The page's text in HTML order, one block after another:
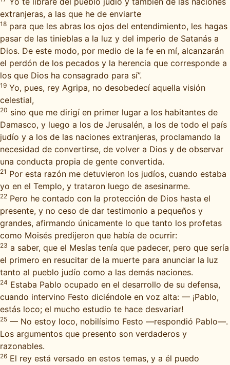
extranjeras, a las que he de enviarte
18 para que les abras los ojos del entendimiento, les hagas
pasar de las tinieblas a la luz y del imperio de Satanás a
Dios. De este modo, por medio de la fe en mí, alcanzarán
el perdón de los pecados y la herencia que corresponde a
los que Dios ha consagrado para sí”.
19 Yo, pues, rey Agripa, no desobedecí aquella visión
celestial,
20 sino que me dirigí en primer lugar a los habitantes de
Damasco, y luego a los de Jerusalén, a los de todo el país
judío y a los de las naciones extranjeras, proclamando la
necesidad de convertirse, de volver a Dios y de observar
una conducta propia de gente convertida.
21 Por esta razón me detuvieron los judíos, cuando estaba
yo en el Templo, y trataron luego de asesinarme.
22 Pero he contado con la protección de Dios hasta el
presente, y no ceso de dar testimonio a pequeños y
grandes, afirmando únicamente lo que tanto los profetas
como Moisés predijeron que había de ocurrir:
23 a saber, que el Mesías tenía que padecer, pero que sería
el primero en resucitar de la muerte para anunciar la luz
tanto al pueblo judío como a las demás naciones.
24 Estaba Pablo ocupado en el desarrollo de su defensa,
cuando intervino Festo diciéndole en voz alta: — ¡Pablo,
estás loco; el mucho estudio te hace desvariar!
25 — No estoy loco, nobilísimo Festo —respondió Pablo—.
Los argumentos que presento son verdaderos y
razonables.
26 El rey está versado en estos temas, y a él puedo